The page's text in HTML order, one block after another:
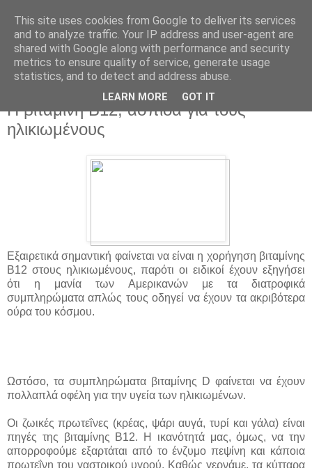
Η βιταμίνη B12, ασπίδα για τους
ηλικιωμένους
Εξαιρετικά σημαντική φαίνεται να είναι η χορήγηση βιταμίνης
Β12 στους ηλικιωμένους, παρότι οι ειδικοί έχουν εξηγήσει
ότι η μανία των Αμερικανών με τα διατροφικά
συμπληρώματα απλώς τους οδηγεί να έχουν τα ακριβότερα
ούρα του κόσμου.
Ωστόσο, τα συμπληρώματα βιταμίνης D φαίνεται να έχουν
πολλαπλά οφέλη για την υγεία των ηλικιωμένων.
Οι ζωικές πρωτεΐνες (κρέας, ψάρι αυγά, τυρί και γάλα) είναι
πηγές της βιταμίνης B12. Η ικανότητά μας, όμως, να την
απορροφούμε εξαρτάται από το ένζυμο πεψίνη και κάποια
πρωτεΐνη του γαστρικού υγρού. Καθώς γερνάμε, τα κύτταρα
This site uses cookies from Google to deliver its services
and to analyze traffic. Your IP address and user-agent are
shared with Google along with performance and security
metrics to ensure quality of service, generate usage
statistics, and to detect and address abuse.
LEARN MORE GOT IT